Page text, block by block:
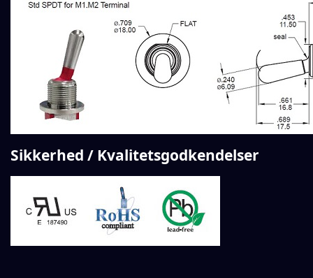
Sikkerhed / Kvalitetsgodkendelser